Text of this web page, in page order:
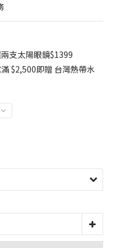
支太陽眼鏡$1399
$2,500即贈 台灣熱帶水